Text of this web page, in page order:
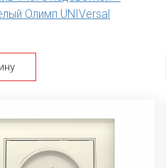
Олимп UNIVersal